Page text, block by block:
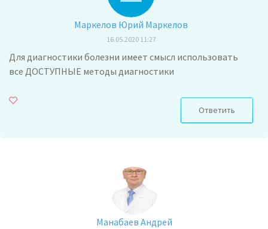
Маркелов Юрий Маркелов
16.05.2020 11:27
Для диагностики болезни имеет смысл использовать
все ДОСТУПНЫЕ методы диагностики
Ответить
Манабаев Андрей